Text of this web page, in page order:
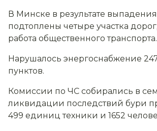
В Минске в результате
подтоплены четыре участка
работа общественного транспорта.
Нарушалось энергоснабжение
пунктов.
Комиссии по ЧС собирались в
ликвидации последствий бури
499 единиц техники и 1652